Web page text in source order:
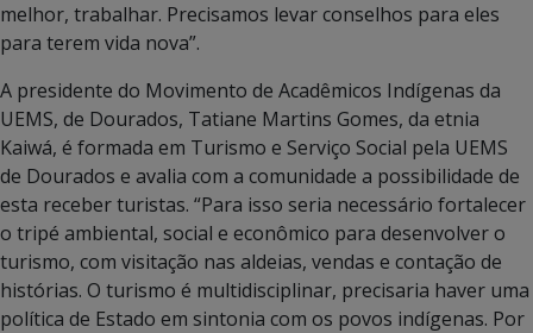
melhor, trabalhar. Precisamos levar conselhos para eles
para terem vida nova”.
A presidente do Movimento de Acadêmicos Indígenas da
UEMS, de Dourados, Tatiane Martins Gomes, da etnia
Kaiwá, é formada em Turismo e Serviço Social pela UEMS
de Dourados e avalia com a comunidade a possibilidade de
esta receber turistas. “Para isso seria necessário fortalecer
o tripé ambiental, social e econômico para desenvolver o
turismo, com visitação nas aldeias, vendas e contação de
histórias. O turismo é multidisciplinar, precisaria haver uma
política de Estado em sintonia com os povos indígenas. Por